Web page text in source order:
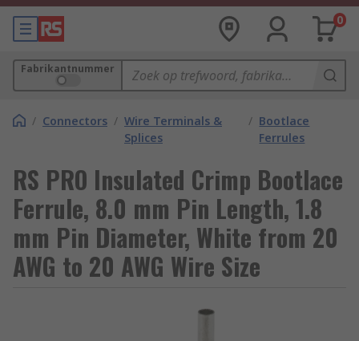
0
Fabrikantnummer
/ Connectors / Wire Terminals &
Splices
/ Bootlace
Ferrules
RS PRO Insulated Crimp Bootlace
Ferrule, 8.0 mm Pin Length, 1.8
mm Pin Diameter, White from 20
AWG to 20 AWG Wire Size